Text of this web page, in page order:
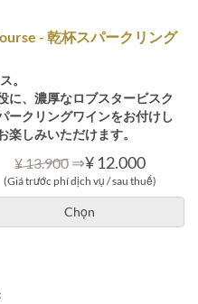
- 乾杯スパークリング
。
に、濃厚なロブスタービスク
ークリングワインをお付けし
楽しみいただけます。
¥ 13.900 ⇒¥ 12.000
(Giá trước phí dịch vụ / sau thuế)
Chọn